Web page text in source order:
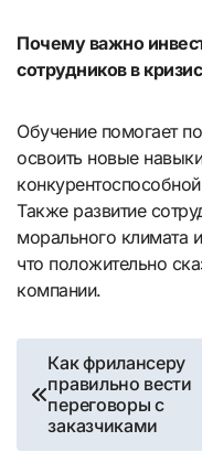
Почему важно
сотрудников в
Обучение помогает
освоить новые
Также развитие
морального климата
что положительно
компании.
Навигация
по
записям
Как фрилансеру
правильно вести
переговоры с
заказчиками